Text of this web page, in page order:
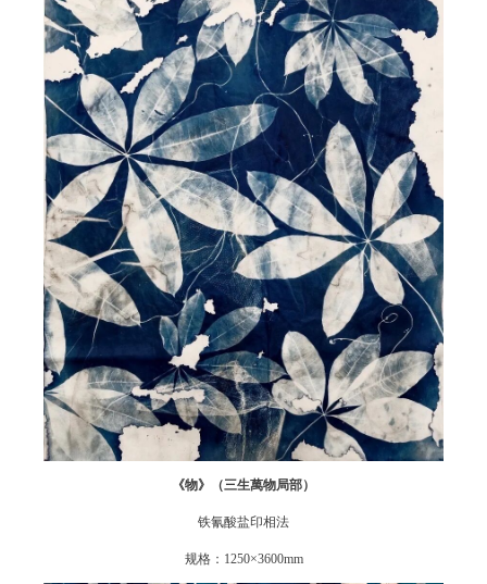
《物》（三生萬物局部）
铁氰酸盐印相法
规格：1250×3600mm